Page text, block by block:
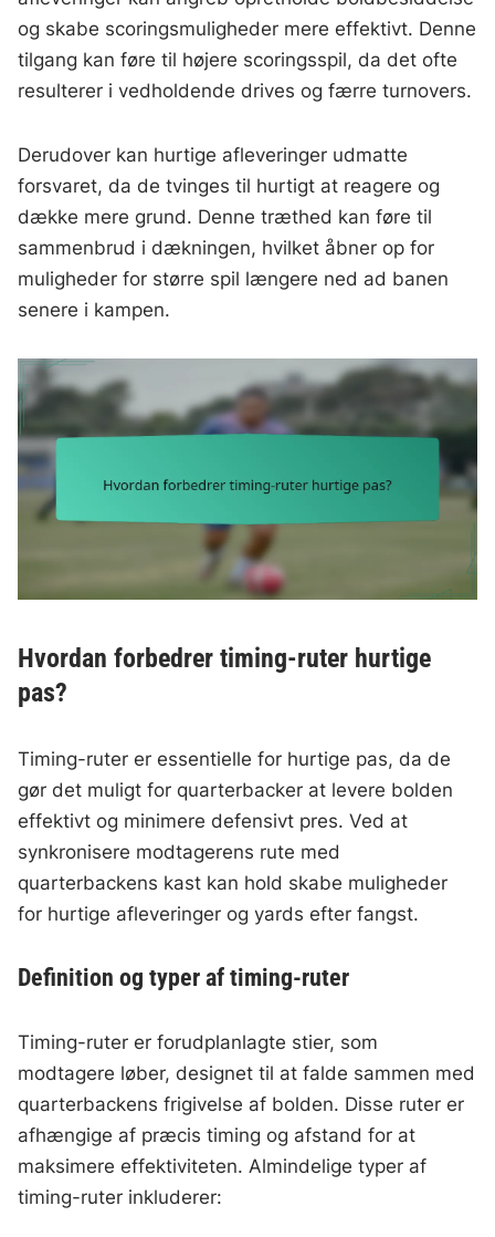
og skabe scoringsmuligheder mere effektivt. Denne
tilgang kan føre til højere scoringsspil, da det ofte
resulterer i vedholdende drives og færre turnovers.
Derudover kan hurtige afleveringer udmatte
forsvaret, da de tvinges til hurtigt at reagere og
dække mere grund. Denne træthed kan føre til
sammenbrud i dækningen, hvilket åbner op for
muligheder for større spil længere ned ad banen
senere i kampen.
Hvordan forbedrer timing-ruter hurtige
pas?
Timing-ruter er essentielle for hurtige pas, da de
gør det muligt for quarterbacker at levere bolden
effektivt og minimere defensivt pres. Ved at
synkronisere modtagerens rute med
quarterbackens kast kan hold skabe muligheder
for hurtige afleveringer og yards efter fangst.
Definition og typer af timing-ruter
Timing-ruter er forudplanlagte stier, som
modtagere løber, designet til at falde sammen med
quarterbackens frigivelse af bolden. Disse ruter er
afhængige af præcis timing og afstand for at
maksimere effektiviteten. Almindelige typer af
timing-ruter inkluderer: